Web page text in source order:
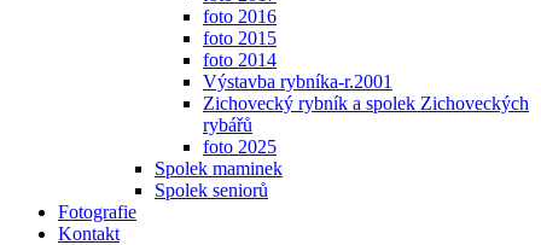
foto 2016
foto 2015
foto 2014
Výstavba rybníka-r.2001
Zichovecký rybník a spolek Zichoveckých
rybářů
foto 2025
Spolek maminek
Spolek seniorů
Fotografie
Kontakt